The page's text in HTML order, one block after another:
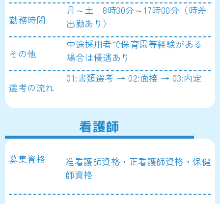
勤務時間
月～土 8時30分～17時00分（時差
出勤あり）
その他
中途採用者で保育園等経験がある
場合は優遇あり
選考の流れ
01:書類選考 → 02:面接 → 03:内定
看護師
募集資格
准看護師資格・正看護師資格・保健
師資格